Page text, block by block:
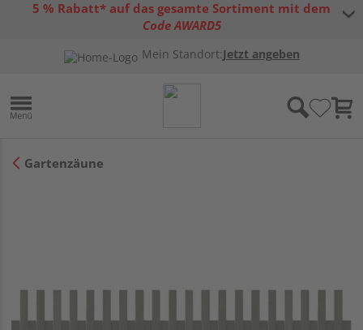
5 % Rabatt* auf das gesamte Sortiment mit dem
Code AWARD5
Gutscheinbedingungen
Mein Standort:Jetzt angeben
Gartenzäune